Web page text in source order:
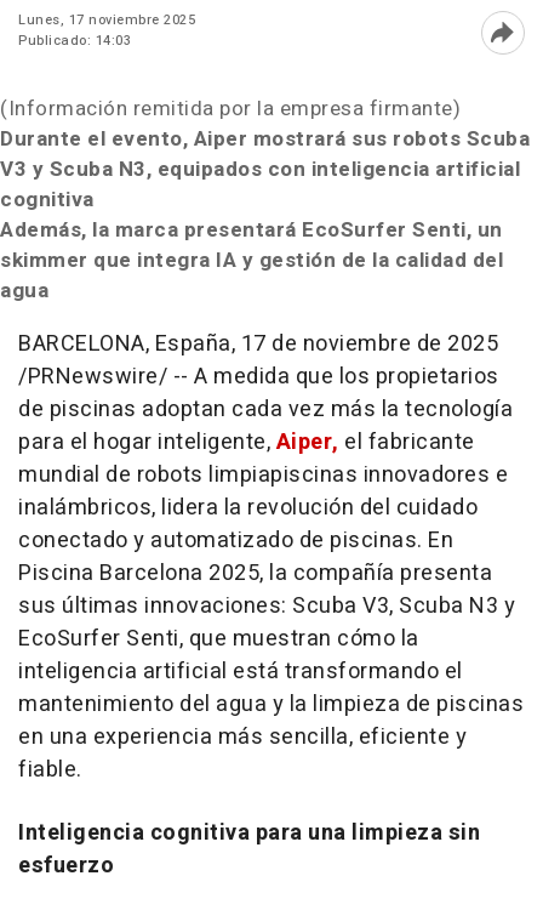
Lunes, 17 noviembre 2025
Publicado: 14:03
(Información remitida por la empresa firmante)
Durante el evento, Aiper mostrará sus robots Scuba
V3 y Scuba N3, equipados con inteligencia artificial
cognitiva
Además, la marca presentará EcoSurfer Senti, un
skimmer que integra IA y gestión de la calidad del
agua
BARCELONA, España, 17 de noviembre de 2025
/PRNewswire/ -- A medida que los propietarios
de piscinas adoptan cada vez más la tecnología
para el hogar inteligente,Aiper, el fabricante
mundial de robots limpiapiscinas innovadores e
inalámbricos, lidera la revolución del cuidado
conectado y automatizado de piscinas. En
Piscina Barcelona 2025, la compañía presenta
sus últimas innovaciones: Scuba V3, Scuba N3 y
EcoSurfer Senti, que muestran cómo la
inteligencia artificial está transformando el
mantenimiento del agua y la limpieza de piscinas
en una experiencia más sencilla, eficiente y
fiable.
Inteligencia cognitiva para una limpieza sin
esfuerzo